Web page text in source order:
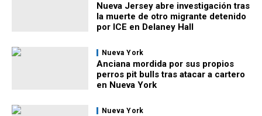
Nueva Jersey abre investigación tras
la muerte de otro migrante detenido
por ICE en Delaney Hall
Nueva York
Anciana mordida por sus propios
perros pit bulls tras atacar a cartero
en Nueva York
Nueva York